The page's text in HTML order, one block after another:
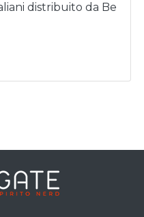
distribuito da Be